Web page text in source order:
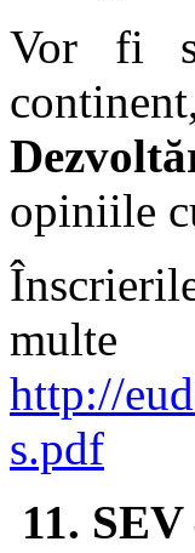
Vor fi
opiniile
http://
s.pdf
11.